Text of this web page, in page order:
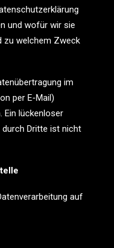
und wofür wir sie
zu welchem Zweck
im
per E-Mail)
Ein lückenloser
Dritte ist nicht
auf